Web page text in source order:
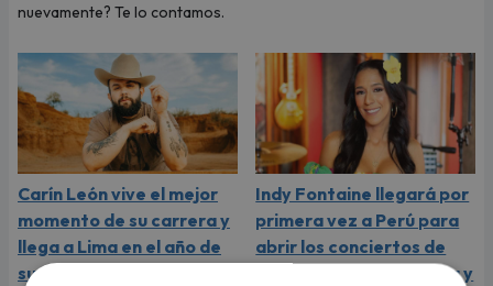
nuevamente? Te lo contamos.
Carín León vive el mejor
momento de su carrera y
llega a Lima en el año de
su consagración
Indy Fontaine llegará por
primera vez a Perú para
abrir los conciertos de
Alex Ubago en Arequipa y